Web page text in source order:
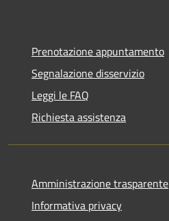
Prenotazione appuntamento
Segnalazione disservizio
Leggi le FAQ
Richiesta assistenza
Amministrazione trasparente
Informativa privacy